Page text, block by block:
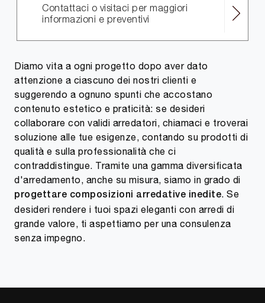
Contattaci o visitaci per maggiori
informazioni e preventivi
Diamo vita a ogni progetto dopo aver dato
attenzione a ciascuno dei nostri clienti e
suggerendo a ognuno spunti che accostano
contenuto estetico e praticità: se desideri
collaborare con validi arredatori, chiamaci e troverai
soluzione alle tue esigenze, contando su prodotti di
qualità e sulla professionalità che ci
contraddistingue. Tramite una gamma diversificata
d'arredamento, anche su misura, siamo in grado di
progettare composizioni arredative inedite. Se
desideri rendere i tuoi spazi eleganti con arredi di
grande valore, ti aspettiamo per una consulenza
senza impegno.